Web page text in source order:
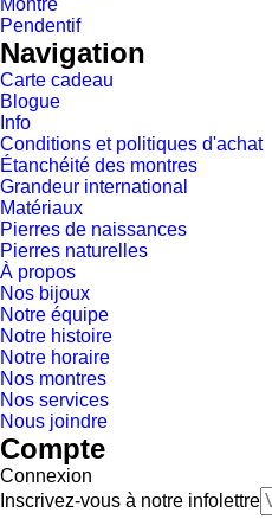
Montre
Pendentif
Navigation
Carte cadeau
Blogue
Info
Conditions et politiques d'achat
Étanchéité des montres
Grandeur international
Matériaux
Pierres de naissances
Pierres naturelles
À propos
Nos bijoux
Notre équipe
Notre histoire
Notre horaire
Nos montres
Nos services
Nous joindre
Compte
Connexion
Inscrivez-vous à notre infolettre